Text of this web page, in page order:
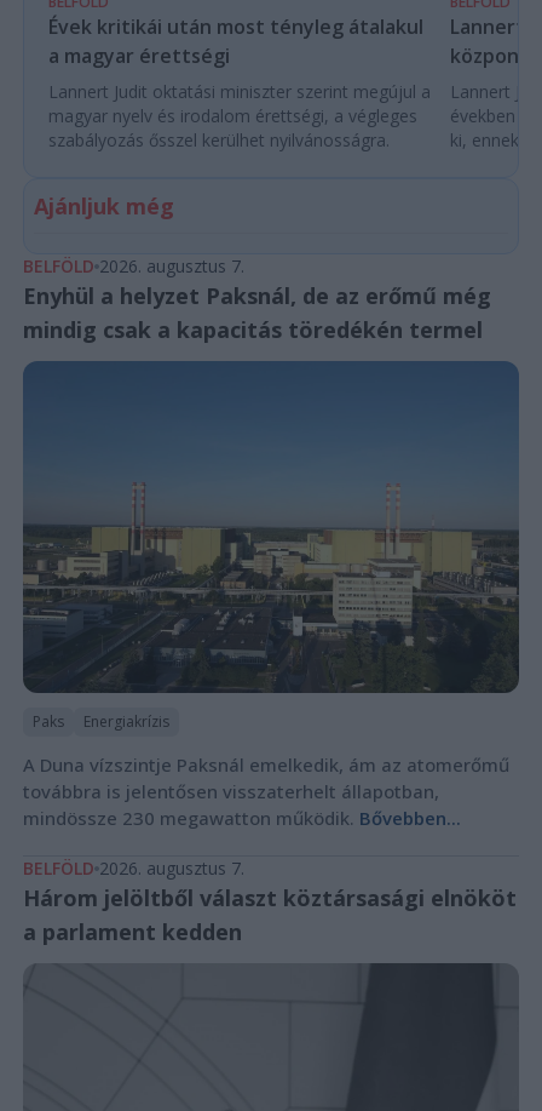
Évek kritikái után most tényleg átalakul
a magyar érettségi
Lannert Judit oktatási miniszter szerint megújul a
magyar nyelv és irodalom érettségi, a végleges
szabályozás ősszel kerülhet nyilvánosságra.
Lannert
Lannert
években
ki, ennek
Ajánljuk még
BELFÖLD 2026. augusztus 7.
Enyhül a helyzet Paksnál, de az erőmű még
mindig csak a kapacitás töredékén termel
Paks Energiakrízis
A Duna vízszintje Paksnál emelkedik, ám az atomerőmű
továbbra is jelentősen visszaterhelt állapotban,
mindössze 230 megawatton működik. Bővebben...
BELFÖLD 2026. augusztus 7.
Három jelöltből választ köztársasági elnököt
a parlament kedden